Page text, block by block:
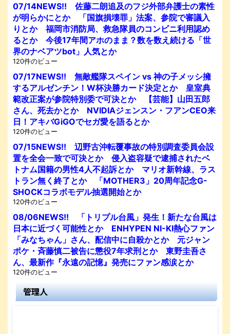
07/14NEWS!! 佐藤二朗追及のフジ外部弁護士の素性
が明らかにとか 「国旗損壊罪」法案、参院で審議入
りとか 福岡市消防局、救急隊員のコンビニ利用認め
るとか 今後17年間アホのまま？数を数え続ける「世
界のナベアツbot」人気とか
120件のビュー
07/17NEWS!! 無敵艦隊スペイン vs 神の子メッシ擁
するアルゼンチン！W杯決勝カード決定とか 皇室典
範改正案が参院特別委で可決とか 【芸能】山田五郎
さん、死去かとか NVIDIAジェンスン・フアンCEO来
日！アキバGiGOでセガ愛を語るとか
120件のビュー
07/15NEWS!! 辺野古沖転覆事故の特別調査委員会設
置を全会一致で可決とか 侵入盗容疑で逮捕されたベ
トナム国籍の男性4人不起訴とか マリオ新幹線、ラス
トラン無く終了とか 「MOTHER3」20周年記念G-
SHOCKコラボモデル抽選開始とか
120件のビュー
08/06NEWS!! 「トリプル台風」発生！新たな台風は
日本に近づく可能性とか ENHYPEN NI-KI熱心ファン
「みなちゃん」さん、配信中に自殺かとか 元ジャン
ポケ・斉藤慎二被告に懲役7年求刑とか 東野圭吾さ
ん、最新作『永遠の記憶』発売にファン感涙とか
120件のビュー
管理人